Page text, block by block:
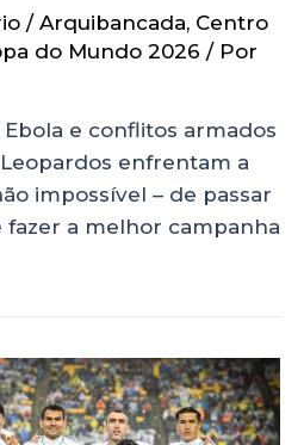
/ Arquibancada, Centro
do Mundo 2026 / Por
e conflitos armados
enfrentam a
impossível – de passar
fazer a melhor campanha